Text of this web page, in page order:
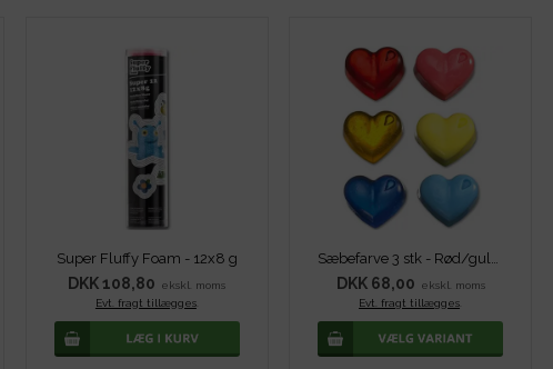
Super Fluffy Foam - 12x8 g
DKK 108,80
ekskl. moms
Evt. fragt tillægges.
Sæbefarve 3 stk - Rød/gul/blå
DKK 68,00
ekskl. moms
Evt. fragt tillægges